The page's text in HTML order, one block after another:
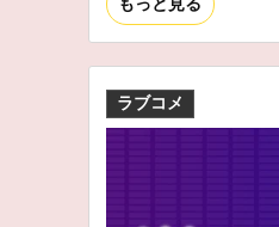
もっと見る
ラブコメ